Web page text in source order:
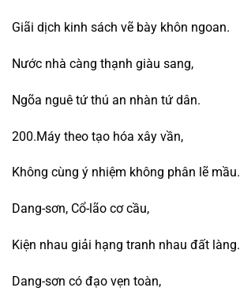
Giãi dịch kinh sách vẽ bày khôn ngoan.
Nước nhà càng thạnh giàu sang,
Ngõa nguê tứ thú an nhàn tứ dân.
200.Máy theo tạo hóa xây vần,
Không cùng ý nhiệm không phân lẽ mầu.
Dang-sơn, Cổ-lão cơ cầu,
Kiện nhau giải hạng tranh nhau đất làng.
Dang-sơn có đạo vẹn toàn,